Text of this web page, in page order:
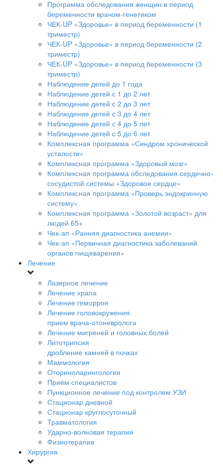
Программа обследования женщин в период
беременности врачом-генетиком
ЧЕК-UP «Здоровье» в период беременности (1
триместр)
ЧЕК-UP «Здоровье» в период беременности (2
триместр)
ЧЕК-UP «Здоровье» в период беременности (3
триместр)
Наблюдение детей до 1 года
Наблюдение детей с 1 до 2 лет
Наблюдение детей с 2 до 3 лет
Наблюдение детей с 3 до 4 лет
Наблюдение детей с 4 до 5 лет
Наблюдение детей с 5 до 6 лет
Комплексная программа «Синдром хронической
усталости»
Комплексная программа «Здоровый мозг»
Комплексная программа обследования сердечно-
сосудистой системы «Здоровое сердце»
Комплексная программа «Проверь эндокринную
систему»
Комплексная программа «Золотой возраст» для
людей 65+
Чек-ап «Ранняя диагностика анемии»
Чек-ап «Первичная диагностика заболеваний
органов пищеварения»
Лечение
Лазерное лечение
Лечение храпа
Лечение геморроя
Лечение головокружения
прием врача-отоневролога
Лечение мигреней и головных болей
Литотрипсия
дробление камней в почках
Маммология
Оториноларингология
Приём специалистов
Пункционное лечение под контролем УЗИ
Стационар дневной
Стационар круглосуточный
Травматология
Ударно-волновая терапия
Физиотерапия
Хирургия